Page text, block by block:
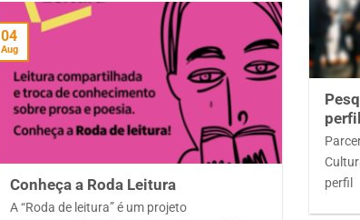
perfil
Conheça a Roda Leitura
A “Roda de leitura” é um projeto
04
Aug